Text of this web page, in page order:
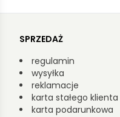
SPRZEDAŻ
regulamin
wysyłka
reklamacje
karta stałego klienta
karta podarunkowa